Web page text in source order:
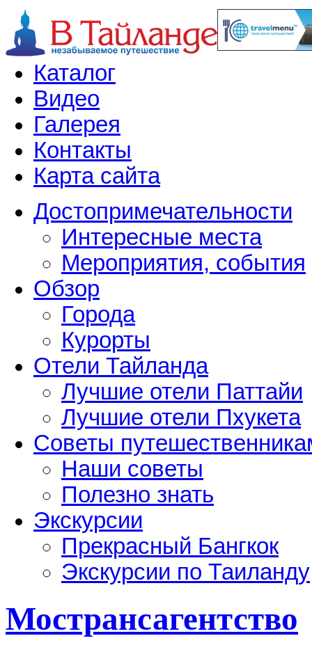
Каталог
Видео
Галерея
Контакты
Карта сайта
Достопримечательности
Интересные места
Мероприятия, события
Обзор
Города
Курорты
Отели Тайланда
Лучшие отели Паттайи
Лучшие отели Пхукета
Советы
Наши советы
Полезно знать
Экскурсии
Прекрасный Бангкок
Экскурсии по Таиланду
Мострансагентство